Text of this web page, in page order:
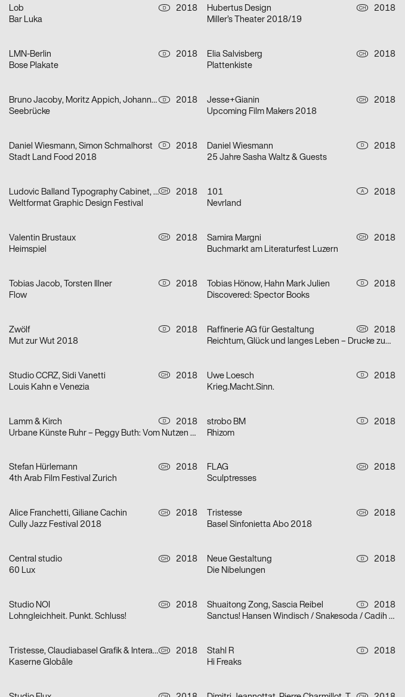
Lob D
2018
Bar Luka
Hubertus Design CH
2018
Miller’s Theater 2018/19
LMN-Berlin D
2018
Bose Plakate
Elia Salvisberg CH
2018
Plattenkiste
Bruno Jacoby, Moritz Appich, Johanna Schäfer D
2018
Seebrücke
Jesse+Gianin CH
2018
Upcoming Film Makers 2018
Daniel Wiesmann, Simon Schmalhorst D
2018
Stadt Land Food 2018
Daniel Wiesmann D
2018
25 Jahre Sasha Waltz & Guests
Ludovic Balland Typography Cabinet, Julian Humm CH
2018
Weltformat Graphic Design Festival
101 A
2018
Nevrland
Valentin Brustaux CH
2018
Heimspiel
Samira Margni CH
2018
Buchmarkt am Literaturfest Luzern
Tobias Jacob, Torsten Illner D
2018
Flow
Tobias Hönow, Hahn Mark Julien D
2018
Discovered: Spector Books
Zwölf D
2018
Mut zur Wut 2018
Raffinerie AG für Gestaltung CH
2018
Reichtum, Glück und langes Leben – Drucke zum chinesischen Neujahr
Studio CCRZ, Sidi Vanetti CH
2018
Louis Kahn e Venezia
Uwe Loesch D
2018
Krieg.Macht.Sinn.
Lamm & Kirch D
2018
Urbane Künste Ruhr – Peggy Buth: Vom Nutzen der Angst
strobo BM D
2018
Rhizom
Stefan Hürlemann CH
2018
4th Arab Film Festival Zurich
FLAG CH
2018
Sculptresses
Alice Franchetti, Giliane Cachin CH
2018
Cully Jazz Festival 2018
Tristesse CH
2018
Basel Sinfonietta Abo 2018
Central studio CH
2018
60 Lux
Neue Gestaltung D
2018
Die Nibelungen
Studio NOI CH
2018
Lohngleichheit. Punkt. Schluss!
Shuaitong Zong, Sascia Reibel D
2018
Sanctus! Hansen Windisch / Snakesoda / Cadih / hermesbaby101
Tristesse, Claudiabasel Grafik & Interaktion CH
2018
Kaserne Globâle
Stahl R D
2018
Hi Freaks